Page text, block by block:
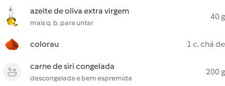
azeite de oliva extra virgem
mais q. b. para untar
40 g
colorau 1 c. chá de
carne de siri congelada
descongelada e bem espremida
200 g